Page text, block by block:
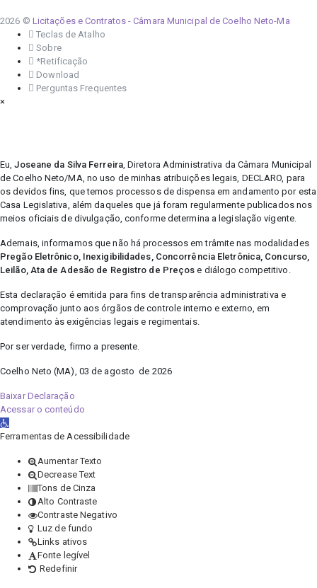
2026 © Licitações e Contratos - Câmara Municipal de Coelho Neto-Ma
Teclas de Atalho
Sobre
*Retificação
Download
Perguntas Frequentes
×
Eu,Joseane da Silva Ferreira, Diretora Administrativa da Câmara Municipal
de Coelho Neto/MA, no uso de minhas atribuições legais, DECLARO, para
os devidos fins, que temos processos de dispensa em andamento por esta
Casa Legislativa, além daqueles que já foram regularmente publicados nos
meios oficiais de divulgação, conforme determina a legislação vigente.
Ademais, informamos que não há processos em trâmite nas modalidades
Pregão Eletrônico, Inexigibilidades, Concorrência Eletrônica, Concurso,
Leilão, Ata de Adesão de Registro de Preços e diálogo competitivo.
Esta declaração é emitida para fins de transparência administrativa e
comprovação junto aos órgãos de controle interno e externo, em
atendimento às exigências legais e regimentais.
Por ser verdade, firmo a presente.
Coelho Neto (MA), 03 de agosto de 2026
Baixar Declaração
Acessar o conteúdo
Abrir a barra de ferramentas
Ferramentas de Acessibilidade
Aumentar Texto
Decrease Text
Tons de Cinza
Alto Contraste
Contraste Negativo
Luz de fundo
Links ativos
Fonte legível
Redefinir